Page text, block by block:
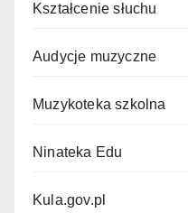
Kształcenie słuchu
Audycje muzyczne
Muzykoteka szkolna
Ninateka Edu
Kula.gov.pl